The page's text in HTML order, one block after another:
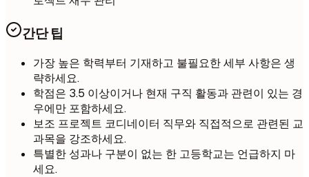
간단 팁
가장 높은 학력부터 기재하고 불필요한 세부 사항은 생
략하세요.
학점은 3.5 이상이거나 현재 구직 활동과 관련이 있는 경
우에만 포함하세요.
보조 프로젝트 코디네이터 직무와 직접적으로 관련된 교
과목을 강조하세요.
특별한 성과나 구분이 없는 한 고등학교는 언급하지 마
세요.